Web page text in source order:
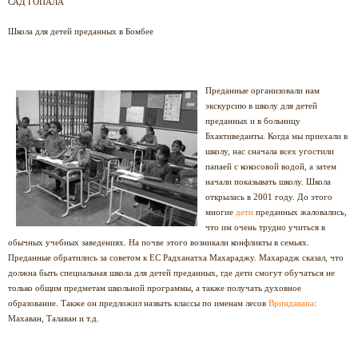
САД ГОПАЛА
Школа для детей преданных в Бомбее
Преданные организовали нам
экскурсию в школу для детей
преданных и в больницу
Бхактиведанты. Когда мы приехали в
школу, нас сначала всех угостили
папаей с кокосовой водой, а затем
начали показывать школу. Школа
открылась в 2001 году. До этого
многие дети преданных жаловались,
что им очень трудно учиться в
обычных учебных заведениях. На почве этого возникали конфликты в семьях.
Преданные обратились за советом к ЕС Радханатха Махараджу. Махарадж сказал, что
должна быть специальная школа для детей преданных, где дети смогут обучаться не
только общим предметам школьной программы, а также получать духовное
образование. Также он предложил назвать классы по именам лесов Вриндавана:
Махаван, Талаван и т.д.